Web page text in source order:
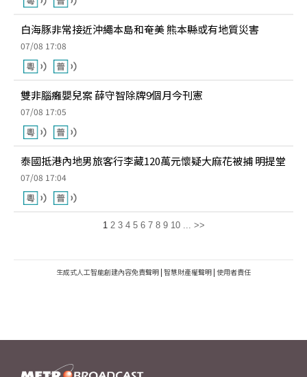
白海豚非常接近沖繩本島和奄美 熊本縣或有地質災害
07/08 17:08
雙非腦癱嬰兒案 薛守智除牌9個月今刊憲
07/08 17:05
泰國抵港內地男旅客行李藏120萬元懷疑大麻花被捕 明提堂
07/08 17:04
1 2 3 4 5 6 7 8 9 10 ... >>
生成式人工智能創建內容免責聲明 | 智慧財產權聲明 | 使用者責任